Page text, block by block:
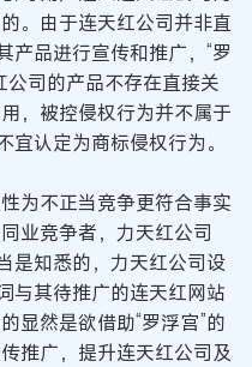
。由于连天红公司并非直
产品进行宣传和推广，“罗
司的产品不存在直接关
，被控侵权行为并不属于
宜认定为商标侵权行为。
不正当竞争更符合事实
业竞争者，力天红公司
是知悉的，力天红公司设
与其待推广的连天红网站
显然是欲借助“罗浮宫”的
推广，提升连天红公司及